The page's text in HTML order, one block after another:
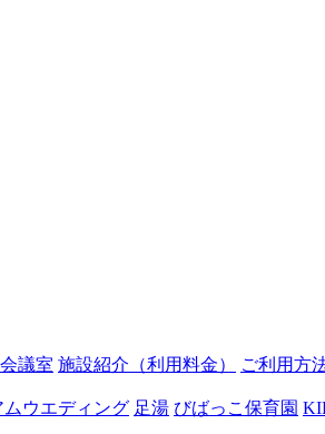
議室 施設紹介（利用料金）
ご利用方
ムウエディング 足湯 びばっこ保育園